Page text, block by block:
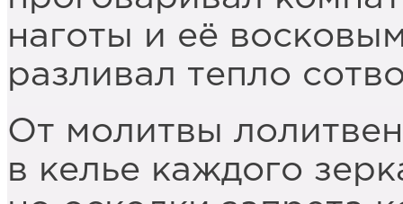
наготы и её
разливал тепло
От молитвы
в келье каждого